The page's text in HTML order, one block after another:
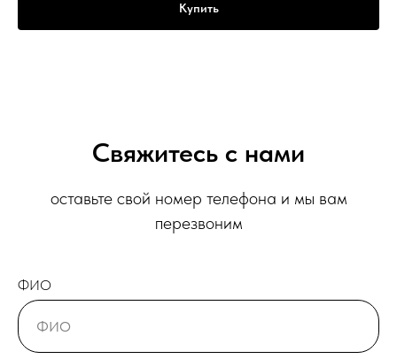
Купить
Свяжитесь с нами
оставьте свой номер телефона и мы вам
перезвоним
ФИО